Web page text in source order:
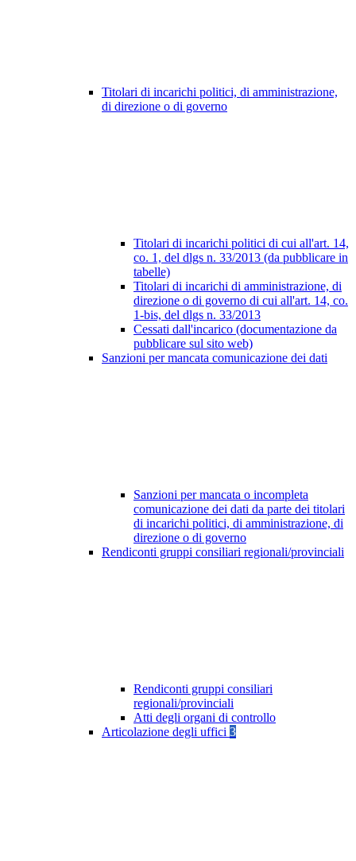
Titolari di incarichi politici, di amministrazione,
di direzione o di governo
Titolari di incarichi politici di cui all'art. 14,
co. 1, del dlgs n. 33/2013 (da pubblicare in
tabelle)
Titolari di incarichi di amministrazione, di
direzione o di governo di cui all'art. 14, co.
1-bis, del dlgs n. 33/2013
Cessati dall'incarico (documentazione da
pubblicare sul sito web)
Sanzioni per mancata comunicazione dei dati
Sanzioni per mancata o incompleta
comunicazione dei dati da parte dei titolari
di incarichi politici, di amministrazione, di
direzione o di governo
Rendiconti gruppi consiliari regionali/provinciali
Rendiconti gruppi consiliari
regionali/provinciali
Atti degli organi di controllo
Articolazione degli uffici 3